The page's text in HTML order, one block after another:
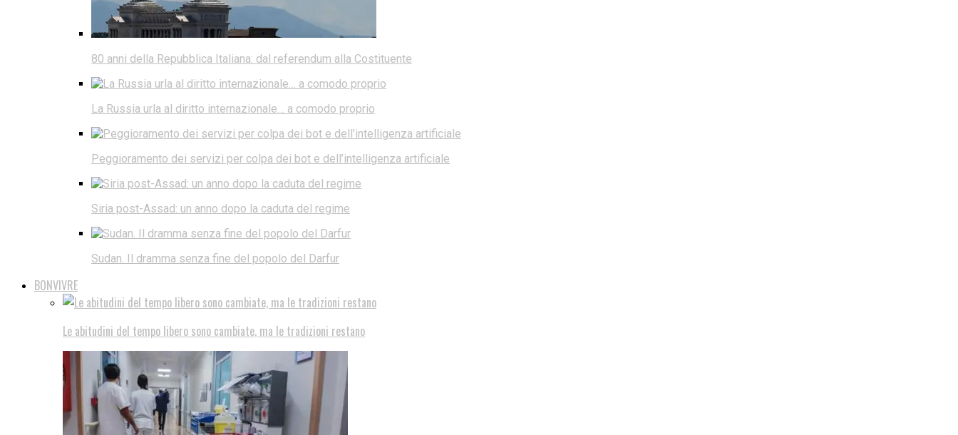
80 anni della Repubblica Italiana: dal referendum alla Costituente
La Russia urla al diritto internazionale… a comodo proprio
Peggioramento dei servizi per colpa dei bot e dell’intelligenza artificiale
Siria post-Assad: un anno dopo la caduta del regime
Sudan. Il dramma senza fine del popolo del Darfur
BONVIVRE
Le abitudini del tempo libero sono cambiate, ma le tradizioni restano